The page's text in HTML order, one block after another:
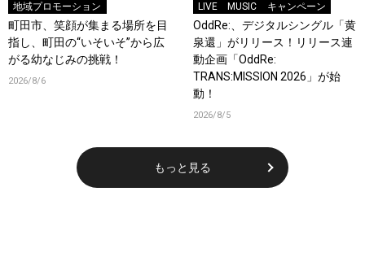
地域プロモーション
町田市、笑顔が集まる場所を目
指し、町田の“いそいそ”から広
がる幼なじみの挑戦！
2026/8/6
LIVE MUSIC キャンペーン
OddRe:、デジタルシングル「黄
泉還」がリリース！リリース連
動企画「OddRe:
TRANS:MISSION 2026」が始
動！
2026/8/5
もっと見る